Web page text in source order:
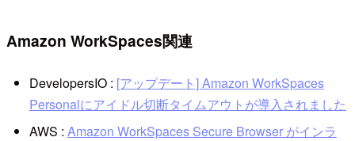
Amazon WorkSpaces関連
DevelopersIO : [アップデート] Amazon WorkSpaces
Personalにアイドル切断タイムアウトが導入されました
AWS : Amazon WorkSpaces Secure Browser がインラ